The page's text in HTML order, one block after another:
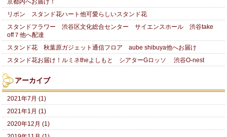
京都内へお届け！
リボン スタンド花ハート他可愛らしいスタンド花
スタンドフラワー 渋谷区文化総合センター サイエンスホール 渋谷take
off７他へ配達
スタンド花 秋葉原ガジェット通信フロア aube shibuya他へお届け
スタンド花お届け！ルミネtheよしもと シアターGロッソ 渋谷O-nest
アーカイブ
2021年7月 (1)
2021年1月 (1)
2020年12月 (1)